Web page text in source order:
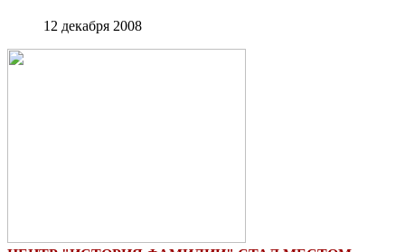
12 декабря 2008